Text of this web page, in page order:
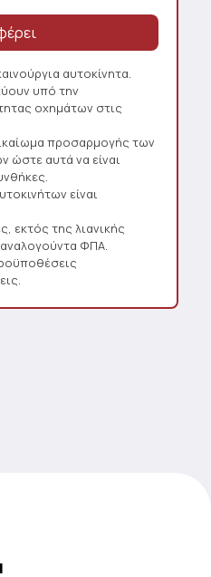
αυτοκίνητα.
υπό την
οχημάτων στις
προσαρμογής των
αυτά να είναι
είναι
εκτός της λιανικής
αναλογούντα ΦΠΑ.